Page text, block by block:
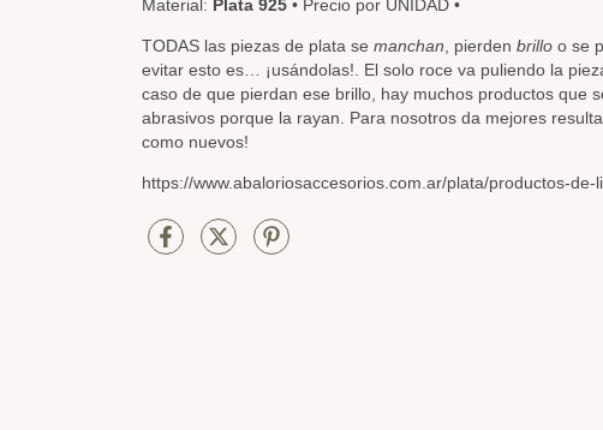
Material: Plata 925 • Precio por UNIDAD •
TODAS las piezas de plata se manchan , pierden brillo o se
evitar esto es… ¡usándolas!. El solo roce va puliendo la
caso de que pierdan ese brillo, hay muchos productos que
abrasivos porque la rayan. Para nosotros da mejores
como nuevos!
https://www.abaloriosaccesorios.com.ar/plata/productos-de-